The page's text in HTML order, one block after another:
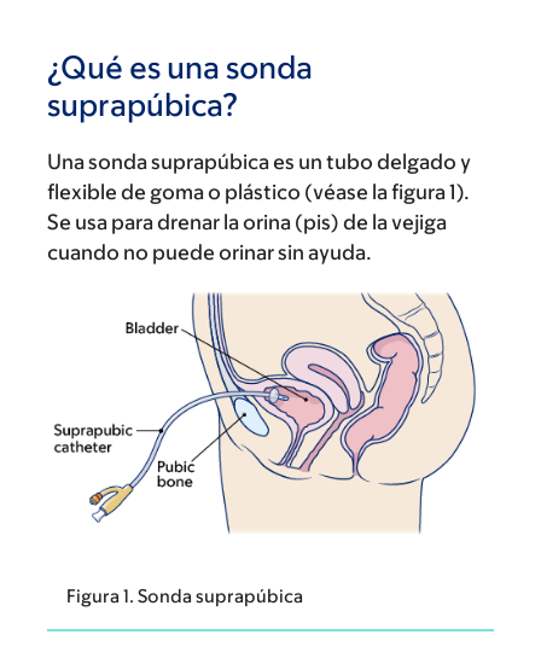
¿Qué es una sonda
suprapúbica?
Una sonda suprapúbica es un tubo delgado y
flexible de goma o plástico (véase la figura 1).
Se usa para drenar la orina (pis) de la vejiga
cuando no puede orinar sin ayuda.
Figura 1. Sonda suprapúbica